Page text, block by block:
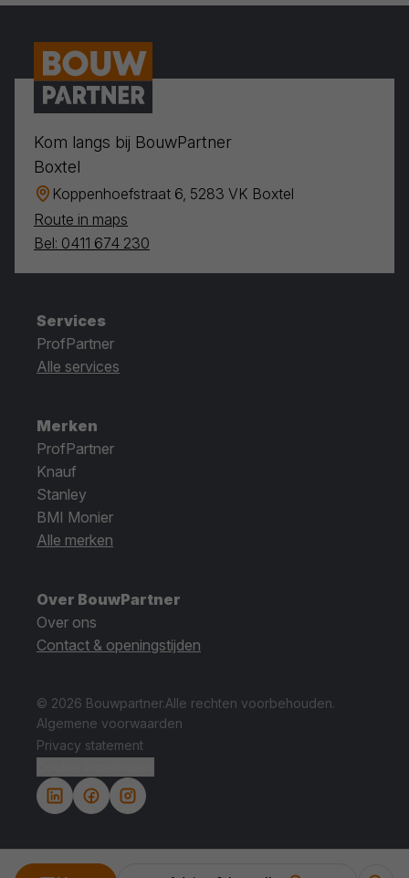
Kom langs bij BouwPartner
Boxtel
Koppenhoefstraat 6, 5283 VK Boxtel
Route in maps
Bel: 0411 674 230
Services
ProfPartner
Alle services
Merken
ProfPartner
Knauf
Stanley
BMI Monier
Alle merken
Over BouwPartner
Over ons
Contact & openingstijden
© 2026 Bouwpartner.Alle rechten voorbehouden.
Algemene voorwaarden
Privacy statement